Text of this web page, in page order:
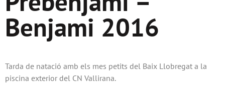
Benjami 2016
Tarda de natació amb els mes petits del Baix Llobregat a la
piscina exterior del CN Vallirana.